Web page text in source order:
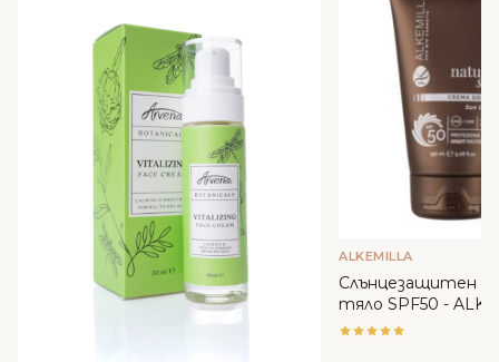
ALKEMILLA
Слънцезащитен
тяло SPF50 -